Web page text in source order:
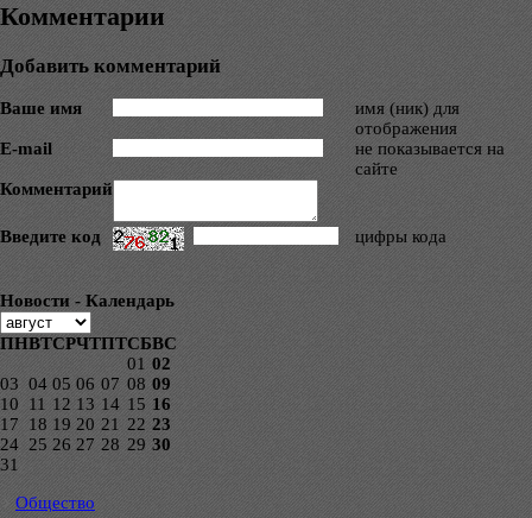
Комментарии
Добавить комментарий
Ваше имя
имя (ник) для
отображения
E-mail
не показывается на
сайте
Комментарий
Введите код цифры кода
Новости - Календарь
ПНВТСРЧТПТСБВС
01 02
03 04 05 06 07 08 09
10
11 12 13 14 15 16
17
18 19 20 21 22 23
24 25 26 27 28 29 30
31
Общество